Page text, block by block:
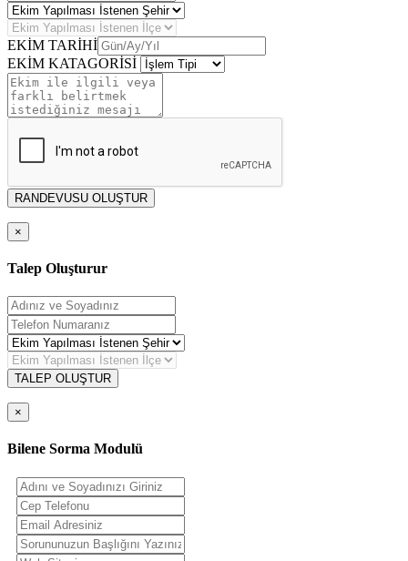
EKİM TARİHİ
EKİM KATAGORİSİ
RANDEVUSU OLUŞTUR
×
Talep Oluşturur
TALEP OLUŞTUR
×
Bilene Sorma Modulü